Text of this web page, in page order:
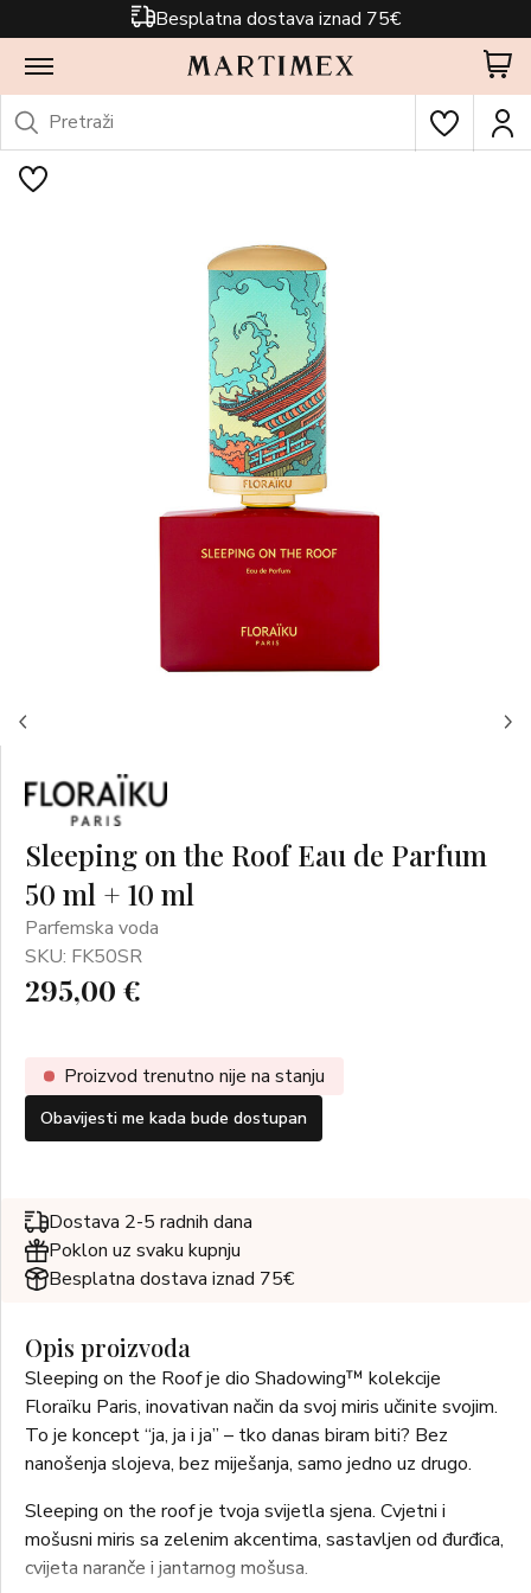
Besplatna dostava iznad 75€
Sleeping on the Roof Eau de Parfum
50 ml + 10 ml
Parfemska voda
SKU: FK50SR
295,00 €
Proizvod trenutno nije na stanju
Obavijesti me kada bude dostupan
Dostava 2-5 radnih dana
Poklon uz svaku kupnju
Besplatna dostava iznad 75€
Opis proizvoda
Sleeping on the Roof je dio Shadowing™ kolekcije
Floraïku Paris, inovativan način da svoj miris učinite svojim.
To je koncept “ja, ja i ja” – tko danas biram biti? Bez
nanošenja slojeva, bez miješanja, samo jedno uz drugo.
Sleeping on the roof je tvoja svijetla sjena. Cvjetni i
mošusni miris sa zelenim akcentima, sastavljen od đurđica,
cvijeta naranče i jantarnog mošusa.